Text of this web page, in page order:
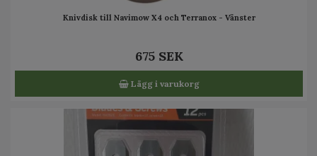
Knivdisk till Navimow X4 och Terranox - Vänster
675 SEK
Lägg i varukorg